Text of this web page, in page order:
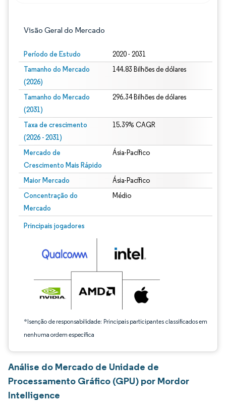
Visão Geral do Mercado
Período de Estudo 2020 - 2031
Tamanho do Mercado
(2026)
144.83 Bilhões de dólares
Tamanho do Mercado
(2031)
296.34 Bilhões de dólares
Taxa de crescimento
(2026 - 2031)
15.39% CAGR
Mercado de
Crescimento Mais Rápido
Ásia-Pacífico
Maior Mercado Ásia-Pacífico
Concentração do
Mercado
Médio
Principais jogadores
*Isenção de responsabilidade: Principais participantes classificados em
nenhuma ordem específica
Imagem © Mordor Intelligence. O reuso requer atribuição conforme CC BY 4.0.
Análise do Mercado de Unidade de
Processamento Gráfico (GPU) por Mordor
Intelligence